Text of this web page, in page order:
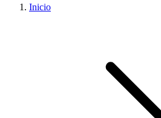
Inicio